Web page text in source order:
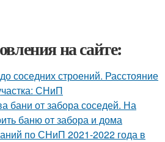
на сайте:
соседних строений. Расстояние
СНиП
бани от забора соседей. На
баню от забора и дома
по СНиП 2021-2022 года в